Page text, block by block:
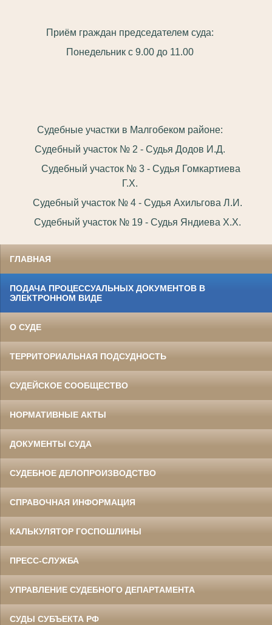
Приём граждан председателем суда:
Понедельник с 9.00 до 11.00
Судебные участки в Малгобеком районе:
Судебный участок № 2 - Судья Додов И.Д.
Судебный участок № 3 - Судья Гомкартиева
Г.Х.
Судебный участок № 4 - Судья Ахильгова Л.И.
Судебный участок № 19 - Судья Яндиева Х.Х.
ГЛАВНАЯ
ПОДАЧА ПРОЦЕССУАЛЬНЫХ ДОКУМЕНТОВ В
ЭЛЕКТРОННОМ ВИДЕ
О СУДЕ
ТЕРРИТОРИАЛЬНАЯ ПОДСУДНОСТЬ
СУДЕЙСКОЕ СООБЩЕСТВО
НОРМАТИВНЫЕ АКТЫ
ДОКУМЕНТЫ СУДА
СУДЕБНОЕ ДЕЛОПРОИЗВОДСТВО
СПРАВОЧНАЯ ИНФОРМАЦИЯ
КАЛЬКУЛЯТОР ГОСПОШЛИНЫ
ПРЕСС-СЛУЖБА
УПРАВЛЕНИЕ СУДЕБНОГО ДЕПАРТАМЕНТА
СУДЫ СУБЪЕКТА РФ